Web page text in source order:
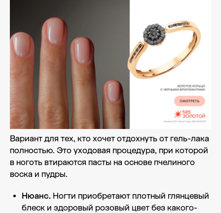
Вариант для тех, кто хочет отдохнуть от гель-лака
полностью. Это уходовая процедура, при которой
в ноготь втираются пасты на основе пчелиного
воска и пудры.
Нюанс. Ногти приобретают плотный глянцевый
блеск и здоровый розовый цвет без какого-